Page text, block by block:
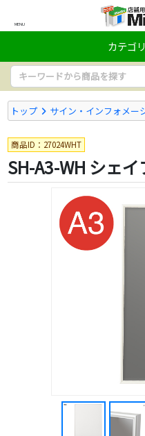
MENU
カテゴ
トップ サイン・インフォメー
商品ID：27024WHT
SH-A3-WH シェ